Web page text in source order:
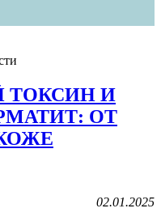
ТОКСИН И
ОТ
02.01.2025